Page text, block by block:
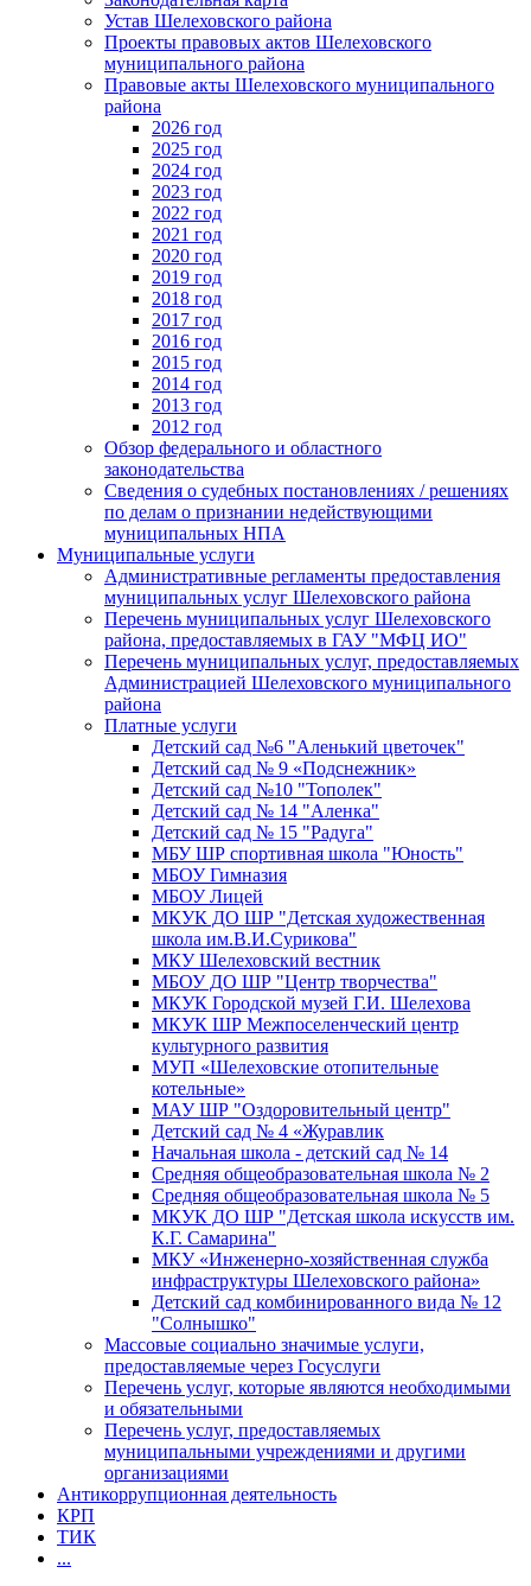
Устав Шелеховского района
Проекты правовых актов Шелеховского
муниципального района
Правовые акты Шелеховского муниципального
района
2026 год
2025 год
2024 год
2023 год
2022 год
2021 год
2020 год
2019 год
2018 год
2017 год
2016 год
2015 год
2014 год
2013 год
2012 год
Обзор федерального и областного
законодательства
Сведения о судебных постановлениях / решениях
по делам о признании недействующими
муниципальных НПА
Муниципальные услуги
Административные регламенты предоставления
муниципальных услуг Шелеховского района
Перечень муниципальных услуг Шелеховского
района, предоставляемых в ГАУ "МФЦ ИО"
Перечень муниципальных услуг, предоставляемых
Администрацией Шелеховского муниципального
района
Платные услуги
Детский сад №6 "Аленький цветочек"
Детский сад № 9 «Подснежник»
Детский сад №10 "Тополек"
Детский сад № 14 "Аленка"
Детский сад № 15 "Радуга"
МБУ ШР спортивная школа "Юность"
МБОУ Гимназия
МБОУ Лицей
МКУК ДО ШР "Детская художественная
школа им.В.И.Сурикова"
МКУ Шелеховский вестник
МБОУ ДО ШР "Центр творчества"
МКУК Городской музей Г.И. Шелехова
МКУК ШР Межпоселенческий центр
культурного развития
МУП «Шелеховские отопительные
котельные»
МАУ ШР "Оздоровительный центр"
Детский сад № 4 «Журавлик
Начальная школа - детский сад № 14
Средняя общеобразовательная школа № 2
Средняя общеобразовательная школа № 5
МКУК ДО ШР "Детская школа искусств им.
К.Г. Самарина"
МКУ «Инженерно-хозяйственная служба
инфраструктуры Шелеховского района»
Детский сад комбинированного вида № 12
"Солнышко"
Массовые социально значимые услуги,
предоставляемые через Госуслуги
Перечень услуг, которые являются необходимыми
и обязательными
Перечень услуг, предоставляемых
муниципальными учреждениями и другими
организациями
Антикоррупционная деятельность
КРП
ТИК
...